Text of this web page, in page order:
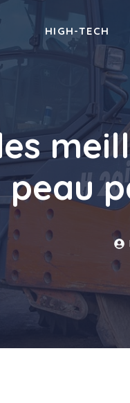
HIGH-TECH
peau